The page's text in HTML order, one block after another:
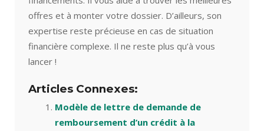
offres et à monter votre dossier. D’ailleurs, son
expertise reste précieuse en cas de situation
financière complexe. Il ne reste plus qu’à vous
lancer !
Articles Connexes:
Modèle de lettre de demande de
remboursement d’un crédit à la